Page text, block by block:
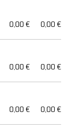
0,00 € 0,00 €
0,00 € 0,00 €
0,00 € 0,00 €